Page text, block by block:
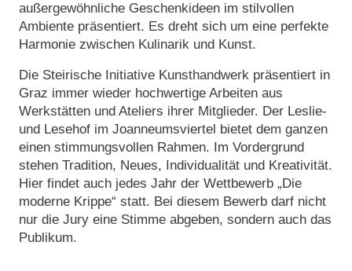
außergewöhnliche Geschenkideen im stilvollen
Ambiente präsentiert. Es dreht sich um eine perfekte
Harmonie zwischen Kulinarik und Kunst.
Die Steirische Initiative Kunsthandwerk präsentiert in
Graz immer wieder hochwertige Arbeiten aus
Werkstätten und Ateliers ihrer Mitglieder. Der Leslie-
und Lesehof im Joanneumsviertel bietet dem ganzen
einen stimmungsvollen Rahmen. Im Vordergrund
stehen Tradition, Neues, Individualität und Kreativität.
Hier findet auch jedes Jahr der Wettbewerb „Die
moderne Krippe“ statt. Bei diesem Bewerb darf nicht
nur die Jury eine Stimme abgeben, sondern auch das
Publikum.